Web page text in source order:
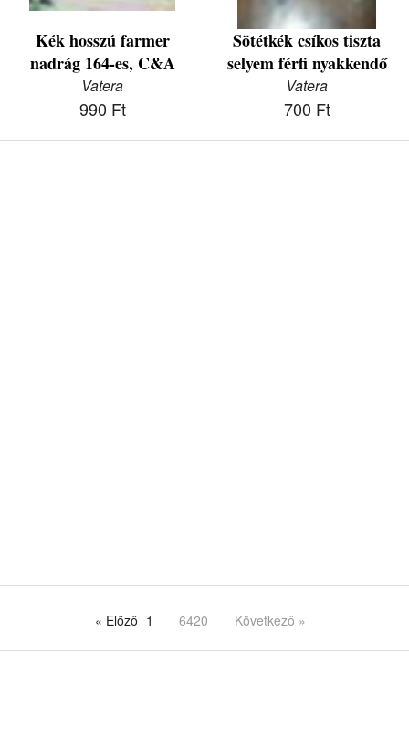
Kék hosszú farmer
nadrág 164-es, C&A
Vatera
990 Ft
Sötétkék csíkos tiszta
selyem férfi nyakkendő
Vatera
700 Ft
« Előző 1 6420 Következő »